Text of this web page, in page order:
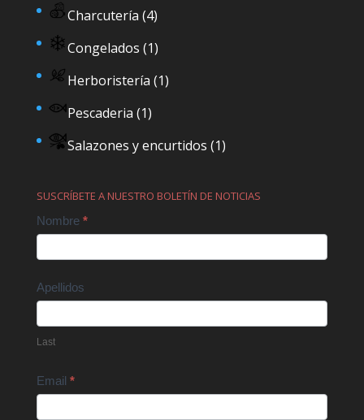
Charcutería (4)
Congelados (1)
Herboristería (1)
Pescaderia (1)
Salazones y encurtidos (1)
SUSCRÍBETE A NUESTRO BOLETÍN DE NOTICIAS
Contact
Nombre *
Apellidos
Last
Email *